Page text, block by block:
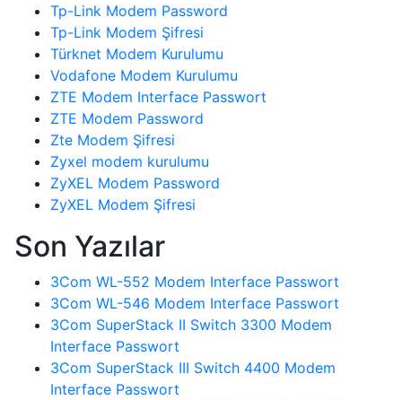
Tp-Link Modem Password
Tp-Link Modem Şifresi
Türknet Modem Kurulumu
Vodafone Modem Kurulumu
ZTE Modem Interface Passwort
ZTE Modem Password
Zte Modem Şifresi
Zyxel modem kurulumu
ZyXEL Modem Password
ZyXEL Modem Şifresi
Son Yazılar
3Com WL-552 Modem Interface Passwort
3Com WL-546 Modem Interface Passwort
3Com SuperStack II Switch 3300 Modem
Interface Passwort
3Com SuperStack III Switch 4400 Modem
Interface Passwort